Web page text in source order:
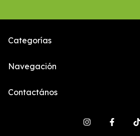
Categorías
Navegación
Contactános